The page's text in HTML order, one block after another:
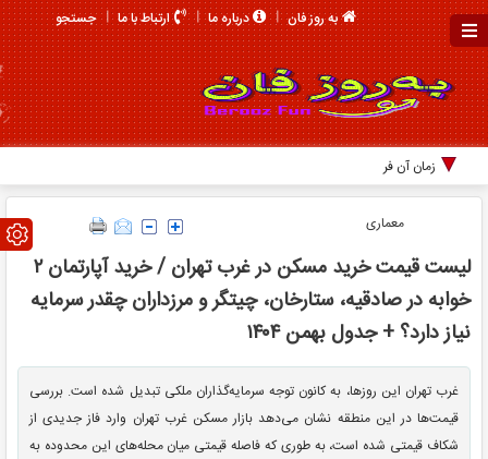
به روز فان درباره ما ارتباط با ما جستجو
زمان آن فرا رسیده
معماری
لیست قیمت خرید مسکن در غرب تهران / خرید آپارتمان ۲
خوابه در صادقیه، ستارخان، چیتگر و مرزداران چقدر سرمایه
نیاز دارد؟ + جدول بهمن ۱۴۰۴
غرب تهران این روزها، به کانون توجه سرمایه‌گذاران ملکی تبدیل شده است. بررسی
قیمت‌ها در این منطقه نشان می‌دهد بازار مسکن غرب تهران وارد فاز جدیدی از
شکاف قیمتی شده است، به طوری که فاصله قیمتی میان محله‌های این محدوده به